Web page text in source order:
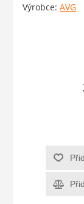
Výrobce: AVG